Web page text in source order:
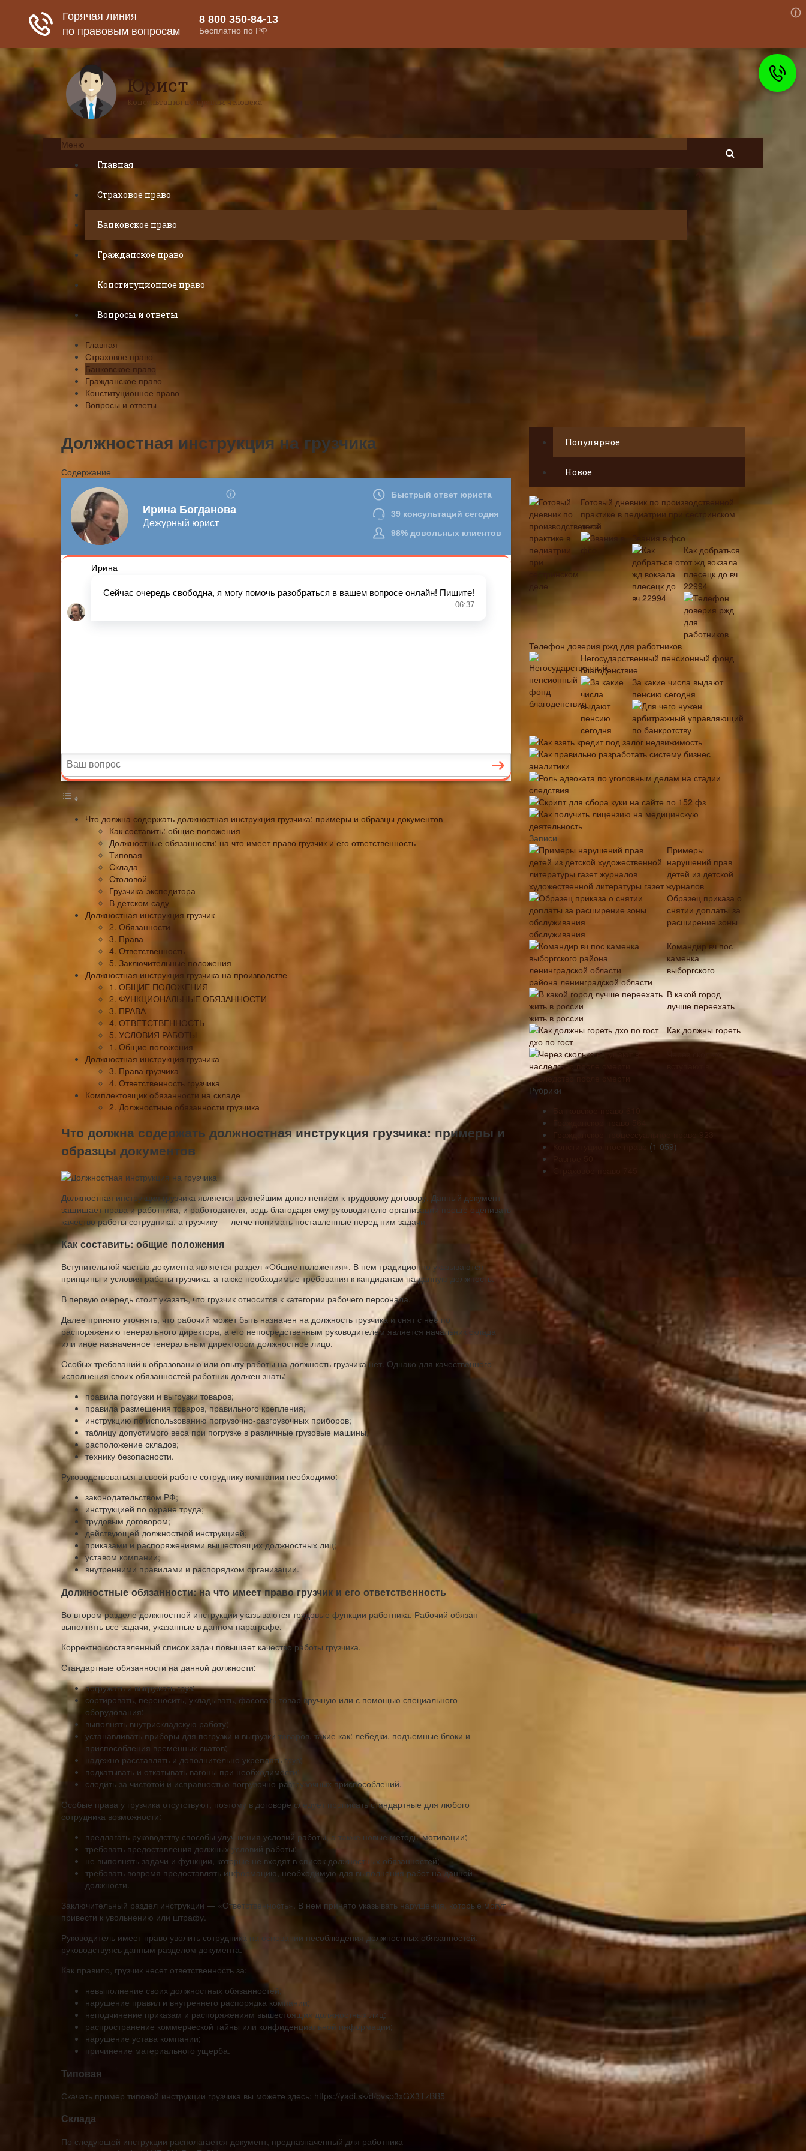
Юрист
Консультация по правам человека
Меню
Главная
Страховое право
Банковское право
Гражданское право
Конституционное право
Вопросы и ответы
Главная
Страховое право
Банковское право
Гражданское право
Конституционное право
Вопросы и ответы
Должностная инструкция на грузчика
Содержание
Что должна содержать должностная инструкция грузчика: примеры и образцы документов
Как составить: общие положения
Должностные обязанности: на что имеет право грузчик и его ответственность
Типовая
Склада
Столовой
Грузчика-экспедитора
В детском саду
Должностная инструкция грузчик
2. Обязанности
3. Права
4. Ответственность
5. Заключительные положения
Должностная инструкция грузчика на производстве
1. ОБЩИЕ ПОЛОЖЕНИЯ
2. ФУНКЦИОНАЛЬНЫЕ ОБЯЗАННОСТИ
3. ПРАВА
4. ОТВЕТСТВЕННОСТЬ
5. УСЛОВИЯ РАБОТЫ
1. Общие положения
Должностная инструкция грузчика
3. Права грузчика
4. Ответственность грузчика
Комплектовщик обязанности на складе
2. Должностные обязанности грузчика
Что должна содержать должностная инструкция грузчика: примеры и
образцы документов
Должностная инструкция грузчика является важнейшим дополнением к трудовому договору. Данный документ
защищает права и работника, и работодателя, ведь благодаря ему руководителю организации проще оценивать
качество работы сотрудника, а грузчику — легче понимать поставленные перед ним задачи.
Как составить: общие положения
Вступительной частью документа является раздел «Общие положения». В нем традиционно указываются
принципы и условия работы грузчика, а также необходимые требования к кандидатам на данную должность.
В первую очередь стоит указать, что грузчик относится к категории рабочего персонала.
Далее принято уточнять, что рабочий может быть назначен на должность грузчика и снят с нее по
распоряжению генерального директора, а его непосредственным руководителем является начальник склада
или иное назначенное генеральным директором должностное лицо.
Особых требований к образованию или опыту работы на должность грузчика нет. Однако для качественного
исполнения своих обязанностей работник должен знать:
правила погрузки и выгрузки товаров;
правила размещения товаров, правильного крепления;
инструкцию по использованию погрузочно-разгрузочных приборов;
таблицу допустимого веса при погрузке в различные грузовые машины;
расположение складов;
технику безопасности.
Руководствоваться в своей работе сотруднику компании необходимо:
законодательством РФ;
инструкцией по охране труда;
трудовым договором;
действующей должностной инструкцией;
приказами и распоряжениями вышестоящих должностных лиц;
уставом компании;
внутренними правилами и распорядком организации.
Должностные обязанности: на что имеет право грузчик и его ответственность
Во втором разделе должностной инструкции указываются трудовые функции работника. Рабочий обязан
выполнять все задачи, указанные в данном параграфе.
Корректно составленный список задач повышает качество работы грузчика.
Стандартные обязанности на данной должности:
погружать и выгружать груз;
сортировать, переносить, укладывать, фасовать товар вручную или с помощью специального
оборудования;
выполнять внутрискладскую работу;
устанавливать приборы для погрузки и выгрузки товаров, такие как: лебедки, подъемные блоки и
приспособления временных скатов;
надежно расставлять и дополнительно укреплять груз;
подкатывать и откатывать вагоны при необходимости;
следить за чистотой и исправностью погрузочно-разгрузочных приспособлений.
Особые права у грузчика отсутствуют, поэтому в договоре следует прописать стандартные для любого
сотрудника возможности:
предлагать руководству способы улучшения условий работы, а также новые методы мотивации;
требовать предоставления должных условий работы;
не выполнять задачи и функции, которые не входят в список должностных обязанностей;
требовать вовремя предоставлять информацию, необходимую для выполнения работ на данной
должности.
Заключительный раздел инструкции — «Ответственность». В нем принято указывать нарушения, которые могут
привести к увольнению или штрафу.
Руководитель имеет право уволить сотрудника на основании несоблюдения должностных обязанностей,
руководствуясь данным разделом документа.
Как правило, грузчик несет ответственность за:
невыполнение своих должностных обязанностей;
нарушение правил и внутреннего распорядка компании;
неподчинение приказам и распоряжениям вышестоящих должностных лиц;
распространение коммерческой тайны или конфиденциальной информации;
нарушение устава компании;
причинение материального ущерба.
Типовая
Скачать пример типовой инструкции грузчика вы можете здесь: https://yadi.sk/d/bvsp3xGX3TzBB5
Склада
По следующей инструкции располагается документ, предназначенный для работника
Популярное
Новое
Готовый дневник по производственной
практике в педиатрии при сестринском
деле
Звания в фсо
Как добраться
от жд вокзала
плесецк до вч
22994
Телефон доверия ржд для работников
Негосударственный пенсионный фонд
благоденствие
За какие числа выдают
пенсию сегодня
Для чего нужен
арбитражный управляющий
по банкротству
Как взять кредит под залог недвижимость
Как правильно разработать систему бизнес
аналитики
Роль адвоката по уголовным делам на стадии
следствия
Скрипт для сбора куки на сайте по 152 фз
Как получить лицензию на медицинскую
деятельность
Записи
Примеры
нарушений прав
детей из детской
художественной литературы газет журналов
Образец приказа о
снятии доплаты за
расширение зоны
обслуживания
Командир вч пос
каменка
выборгского
района ленинградской области
В какой город
лучше переехать
жить в россии
Как должны гореть
дхо по гост
наследство после смерти
Рубрики
(1 059)